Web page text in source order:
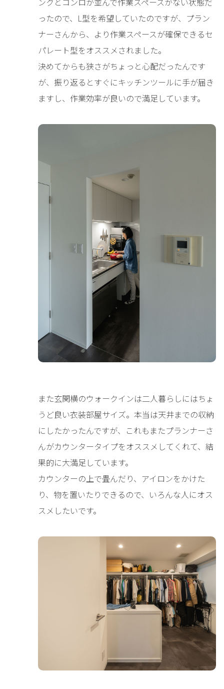
ったので、L型を希望していたのですが、プラン
ナーさんから、より作業スペースが確保できるセ
パレート型をオススメされました。
決めてからも狭さがちょっと心配だったんです
が、振り返るとすぐにキッチンツールに手が届き
ますし、作業効率が良いので満足しています。
また玄関横のウォークインは二人暮らしにはちょ
うど良い衣装部屋サイズ。本当は天井までの収納
にしたかったんですが、これもまたプランナーさ
んがカウンタータイプをオススメしてくれて、結
果的に大満足しています。
カウンターの上で畳んだり、アイロンをかけた
り、物を置いたりできるので、いろんな人にオス
スメしたいです。